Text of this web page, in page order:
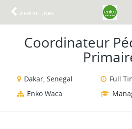
VIEW ALL JOBS
Coordinateur
Dakar, Senegal
Full
Enko Waca